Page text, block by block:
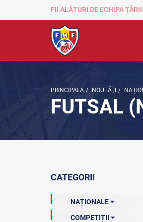
FII ALĂTURI DE ECHIPA ȚĂRII
PRINCIPALA / NOUTĂŢI /
FUTSAL
CATEGORII
NAȚIONALE
COMPETIȚII